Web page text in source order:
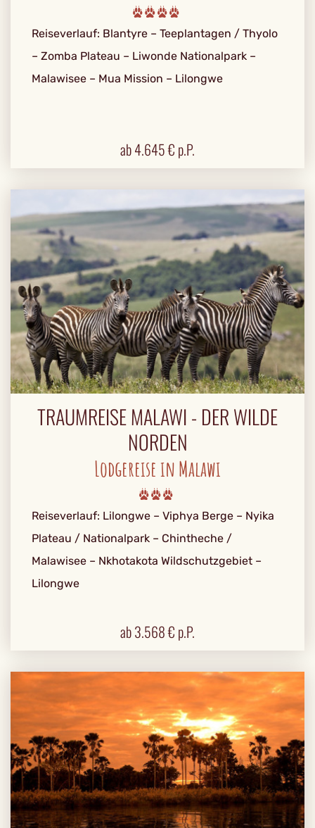
Reiseverlauf: Blantyre – Teeplantagen / Thyolo
– Zomba Plateau – Liwonde Nationalpark –
Malawisee – Mua Mission – Lilongwe
ab4.645€ p.P.
TRAUMREISE MALAWI - DER WILDE
NORDEN
Lodgereise in Malawi
Reiseverlauf: Lilongwe – Viphya Berge – Nyika
Plateau / Nationalpark – Chintheche /
Malawisee – Nkhotakota Wildschutzgebiet –
Lilongwe
ab3.568€ p.P.